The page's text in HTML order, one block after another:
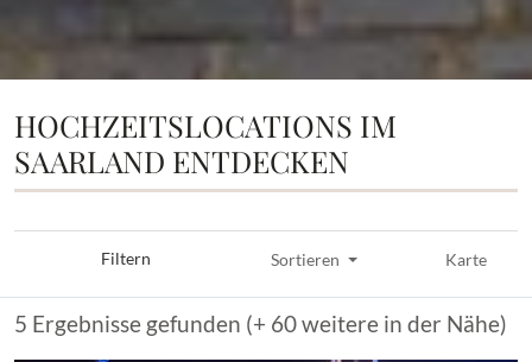
HOCHZEITSLOCATIONS IM
SAARLAND ENTDECKEN
Filtern Sortieren Karte
5 Ergebnisse gefunden (+ 60 weitere in der Nähe)